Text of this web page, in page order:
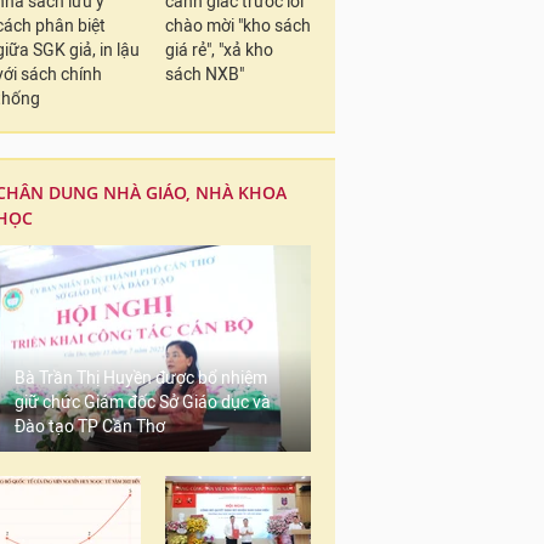
phân biệt
SGK giả, in lậu
sách chính
chào mời "kho sách
giá rẻ", "xả kho
sách NXB"
DUNG NHÀ GIÁO, NHÀ KHOA
Bà Trần Thị Huyền được bổ nhiệm
giữ chức Giám đốc Sở Giáo dục và
Đào tạo TP Cần Thơ